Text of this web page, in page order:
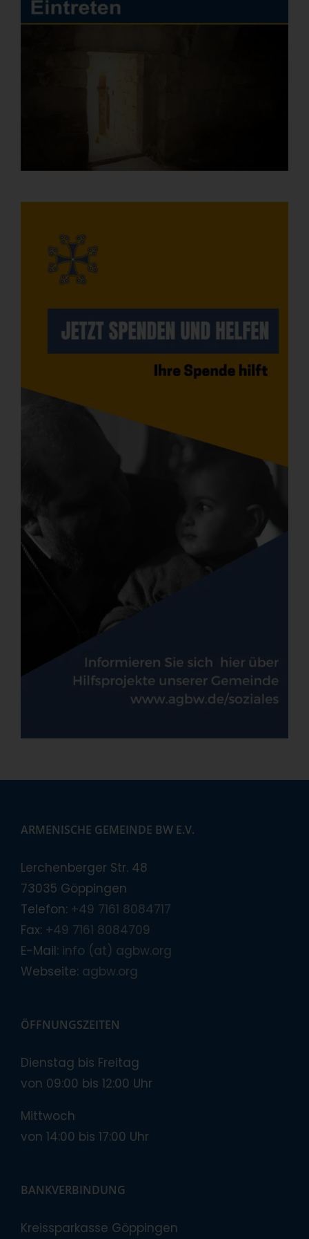
ARMENISCHE GEMEINDE BW E.V.
Lerchenberger Str. 48
73035 Göppingen
Telefon: +49 7161 8084717
Fax: +49 7161 8084709
E-Mail: info (at) agbw.org
Webseite: agbw.org
ÖFFNUNGSZEITEN
Dienstag bis Freitag
von 09:00 bis 12:00 Uhr
Mittwoch
von 14:00 bis 17:00 Uhr
BANKVERBINDUNG
Kreissparkasse Göppingen